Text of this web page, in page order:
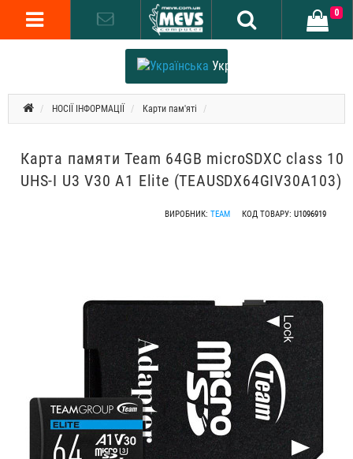
Українська
0
НОСІЇ ІНФОРМАЦІЇ Карти пам'яті
Карта памяти Team 64GB microSDXC class 10
UHS-I U3 V30 A1 Elite (TEAUSDX64GIV30A103)
ВИРОБНИК: TEAM КОД ТОВАРУ: U1096919